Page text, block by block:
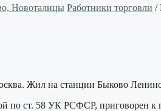
Новоталицы Работники торговли /
Жил на станции Быково
по ст. 58 УК РСФСР, приговорен к